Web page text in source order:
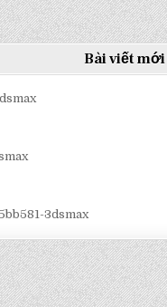
Bài viết mới
3dsmax